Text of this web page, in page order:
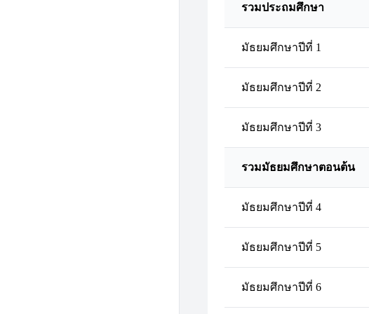
รวมประถมศึกษา
มัธยมศึกษาปีที่ 1
มัธยมศึกษาปีที่ 2
มัธยมศึกษาปีที่ 3
รวมมัธยมศึกษาตอนต้น
มัธยมศึกษาปีที่ 4
มัธยมศึกษาปีที่ 5
มัธยมศึกษาปีที่ 6